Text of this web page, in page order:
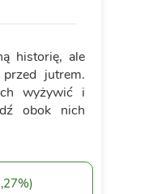
historię, ale
jutrem.
wyżywić i
obok nich
)